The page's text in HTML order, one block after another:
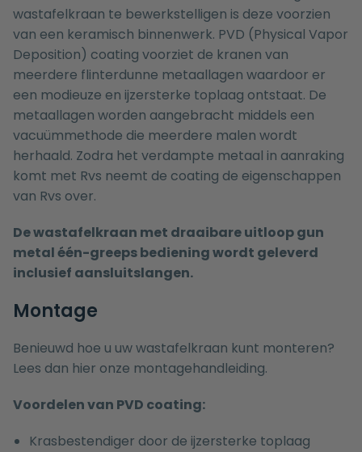
wastafelkraan te bewerkstelligen is deze voorzien
van een keramisch binnenwerk. PVD (Physical Vapor
Deposition) coating voorziet de kranen van
meerdere flinterdunne metaallagen waardoor er
een modieuze en ijzersterke toplaag ontstaat. De
metaallagen worden aangebracht middels een
vacuümmethode die meerdere malen wordt
herhaald. Zodra het verdampte metaal in aanraking
komt met Rvs neemt de coating de eigenschappen
van Rvs over.
De wastafelkraan met draaibare uitloop gun
metal één-greeps bediening wordt geleverd
inclusief aansluitslangen.
Montage
Benieuwd hoe u uw wastafelkraan kunt monteren?
Lees dan hier onze montagehandleiding.
Voordelen van PVD coating:
Krasbestendiger door de ijzersterke toplaag